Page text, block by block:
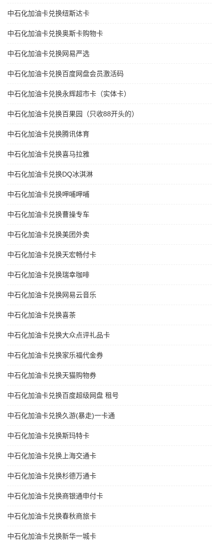
中石化加油卡兑换纽斯达卡
中石化加油卡兑换奥斯卡购物卡
中石化加油卡兑换网易严选
中石化加油卡兑换百度网盘会员激活码
中石化加油卡兑换永辉超市卡（实体卡）
中石化加油卡兑换百果园（只收88开头的）
中石化加油卡兑换腾讯体育
中石化加油卡兑换喜马拉雅
中石化加油卡兑换DQ冰淇淋
中石化加油卡兑换呷哺呷哺
中石化加油卡兑换曹操专车
中石化加油卡兑换美团外卖
中石化加油卡兑换天宏畅付卡
中石化加油卡兑换瑞幸咖啡
中石化加油卡兑换网易云音乐
中石化加油卡兑换喜茶
中石化加油卡兑换大众点评礼品卡
中石化加油卡兑换家乐福代金券
中石化加油卡兑换天猫购物券
中石化加油卡兑换百度超级网盘 租号
中石化加油卡兑换久游(暴走)一卡通
中石化加油卡兑换斯玛特卡
中石化加油卡兑换上海交通卡
中石化加油卡兑换杉德万通卡
中石化加油卡兑换商银通申付卡
中石化加油卡兑换春秋商旅卡
中石化加油卡兑换新华一城卡